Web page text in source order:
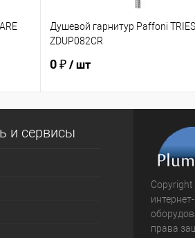
Душевой гарнитур Paffoni
ZDUP082CR
0 ₽/ шт
и сервисы
права